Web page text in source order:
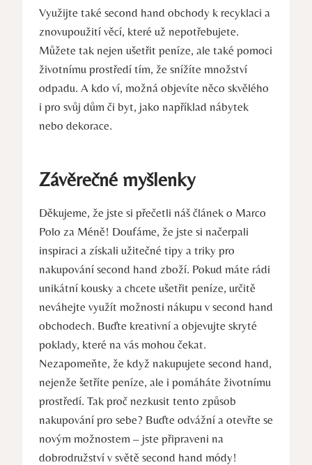
Využijte také second hand obchody k recyklaci a
znovupoužití věcí, které už nepotřebujete.
Můžete tak nejen ušetřit peníze, ale také pomoci
životnímu prostředí tím, že snížíte množství
odpadu. A kdo ví, možná objevíte něco skvělého
i pro svůj dům či byt, jako například nábytek
nebo dekorace.
Závěrečné myšlenky
Děkujeme, že jste si přečetli náš článek o Marco
Polo za Méně! Doufáme, že jste si načerpali
inspiraci a získali užitečné tipy a triky pro
nakupování second hand zboží. Pokud máte rádi
unikátní kousky a chcete ušetřit peníze, určitě
neváhejte využít možnosti nákupu v second hand
obchodech. Buďte kreativní a objevujte skryté
poklady, které na vás mohou čekat.
Nezapomeňte, že když nakupujete second hand,
nejenže šetříte peníze, ale i pomáháte životnímu
prostředí. Tak proč nezkusit tento způsob
nakupování pro sebe? Buďte odvážní a otevřte se
novým možnostem – jste připraveni na
dobrodružství v světě second hand módy!